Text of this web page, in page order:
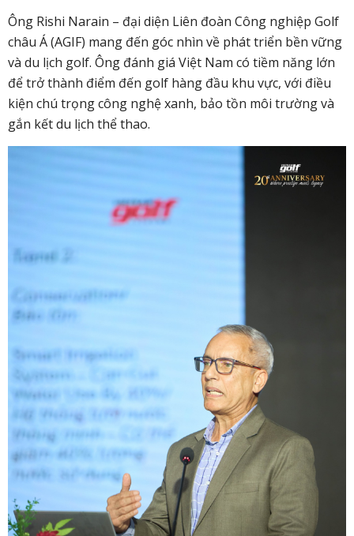
Ông Rishi Narain – đại diện Liên đoàn Công nghiệp Golf
châu Á (AGIF) mang đến góc nhìn về phát triển bền vững
và du lịch golf. Ông đánh giá Việt Nam có tiềm năng lớn
để trở thành điểm đến golf hàng đầu khu vực, với điều
kiện chú trọng công nghệ xanh, bảo tồn môi trường và
gắn kết du lịch thể thao.